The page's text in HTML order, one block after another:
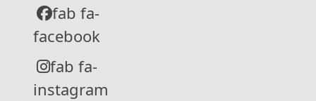
fab fa-
facebook
fab fa-
instagram